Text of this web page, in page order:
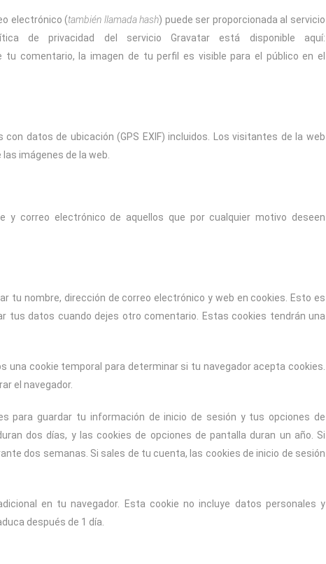
electrónico (también llamada hash) puede ser proporcionada al servicio
de privacidad del servicio Gravatar está disponible aquí:
tu comentario, la imagen de tu perfil es visible para el público en el
datos de ubicación (GPS EXIF) incluidos. Los visitantes de la web
imágenes de la web.
y correo electrónico de aquellos que por cualquier motivo deseen
tu nombre, dirección de correo electrónico y web en cookies. Esto es
tus datos cuando dejes otro comentario. Estas cookies tendrán una
cookie temporal para determinar si tu navegador acepta cookies.
el navegador.
para guardar tu información de inicio de sesión y tus opciones de
dos días, y las cookies de opciones de pantalla duran un año. Si
dos semanas. Si sales de tu cuenta, las cookies de inicio de sesión
en tu navegador. Esta cookie no incluye datos personales y
después de 1 día.